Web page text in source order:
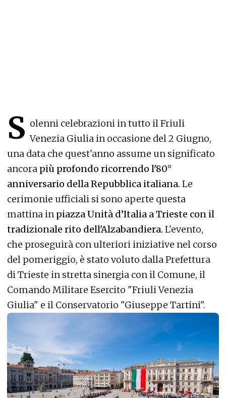
S olenni celebrazioni in tutto il Friuli
Venezia Giulia in occasione del 2 Giugno,
una data che quest'anno assume un significato
ancora più profondo ricorrendo l'80°
anniversario della Repubblica italiana. Le
cerimonie ufficiali si sono aperte questa
mattina in piazza Unità d’Italia a Trieste con il
tradizionale rito dell'Alzabandiera. L'evento,
che proseguirà con ulteriori iniziative nel corso
del pomeriggio, è stato voluto dalla Prefettura
di Trieste in stretta sinergia con il Comune, il
Comando Militare Esercito "Friuli Venezia
Giulia" e il Conservatorio "Giuseppe Tartini".